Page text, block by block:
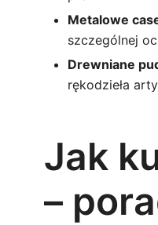
Metalowe
szczególnej
Drewniane
rękodzieła
Jak
–